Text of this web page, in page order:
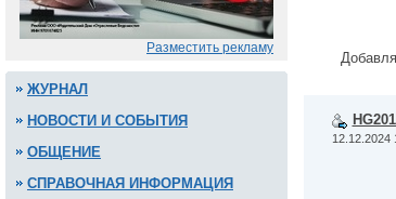
Разместить рекламу
ЖУРНАЛ
НОВОСТИ И СОБЫТИЯ
ОБЩЕНИЕ
СПРАВОЧНАЯ ИНФОРМАЦИЯ
12.12.2024